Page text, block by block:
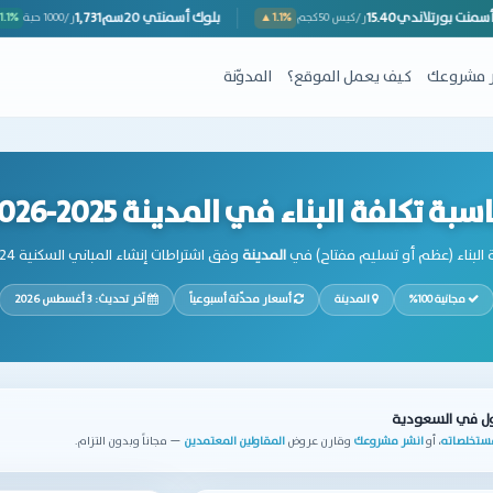
ر/طن ▼1.1% أسمنت بورتلاندي15.40 ر/كيس 50كجم ▲1.1% بلوك أسمنتي 20سم
مشروعك كيف يعمل الموقع؟ المدوّنة
تكلفة البناء في المدينة 2025-2026
البناء (عظم أو تسليم مفتاح) فيالمدينةوفق اشتراطات إنشاء المباني السكنية 2024 والكود السعودي للبناء SBC
مجانية 100% المدينة أسعار محدّثة أسبوعياً آخر تحديث: 3 أغسطس 2026
في السعودية
، أوانشر مشروعك وقارن عروضالمقاولين المعتمدين — مجاناً وبدون التزام.